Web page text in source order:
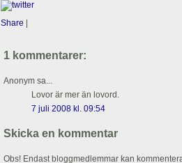
Share |
1 kommentarer:
Anonym sa...
Lovor är mer än lovord.
7 juli 2008 kl. 09:54
Skicka en kommentar
Obs! Endast bloggmedlemmar kan